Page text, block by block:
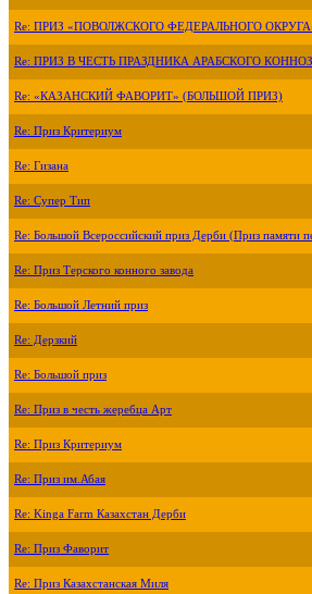
Re: ПРИЗ «ПОВОЛЖСКОГО ФЕДЕРАЛЬНОГО
Re: ПРИЗ В ЧЕСТЬ ПРАЗДНИКА АРАБСКОГО
Re: «КАЗАНСКИЙ ФАВОРИТ» (БОЛЬШОЙ ПРИЗ)
Re: Приз Критериум
Re: Гизана
Re: Супер Тип
Re: Большой Всероссийский приз Дерби (Приз памяти
Re: Приз Терского конного завода
Re: Большой Летний приз
Re: Дерзкий
Re: Большой приз
Re: Приз в честь жеребца Арт
Re: Приз Критериум
Re: Приз им.Абая
Re: Kinga Farm Казахстан Дерби
Re: Приз Фаворит
Re: Приз Казахстанская Миля